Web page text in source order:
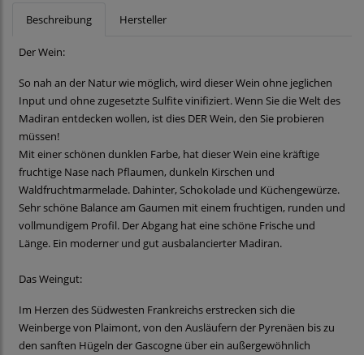
Beschreibung Hersteller
Der Wein:
So nah an der Natur wie möglich, wird dieser Wein ohne jeglichen
Input und ohne zugesetzte Sulfite vinifiziert. Wenn Sie die Welt des
Madiran entdecken wollen, ist dies DER Wein, den Sie probieren
müssen!
Mit einer schönen dunklen Farbe, hat dieser Wein eine kräftige
fruchtige Nase nach Pflaumen, dunkeln Kirschen und
Waldfruchtmarmelade. Dahinter, Schokolade und Küchengewürze.
Sehr schöne Balance am Gaumen mit einem fruchtigen, runden und
vollmundigem Profil. Der Abgang hat eine schöne Frische und
Länge. Ein moderner und gut ausbalancierter Madiran.
Das Weingut:
Im Herzen des Südwesten Frankreichs erstrecken sich die
Weinberge von Plaimont, von den Ausläufern der Pyrenäen bis zu
den sanften Hügeln der Gascogne über ein außergewöhnlich